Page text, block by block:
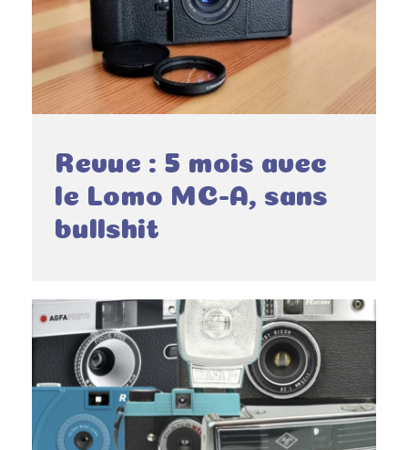
Revue : 5 mois avec
le Lomo MC-A, sans
bullshit